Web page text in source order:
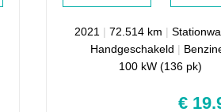
2021 |72.514 km |
Handgeschakeld |
100 kW (136 pk)
€